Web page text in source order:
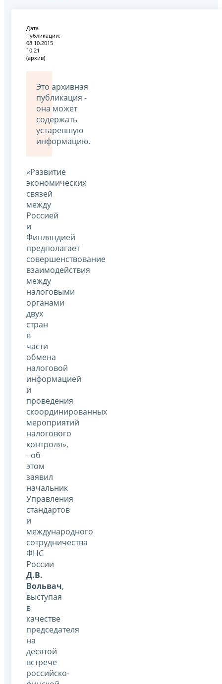
Дата
публикации:
08.10.2015
10:21
(архив)
Это архивная
публикация -
она может
содержать
устаревшую
информацию.
«Развитие
экономических
связей
между
Россией
и
Финляндией
предполагает
совершенствование
взаимодействия
между
налоговыми
органами
двух
стран
в
части
обмена
налоговой
информацией
и
проведения
скоординированных
мероприятий
налогового
контроля»,
- об
этом
заявил
начальник
Управления
стандартов
и
международного
сотрудничества
ФНС
России
Д.В.
Вольвач,
выступая
в
качестве
председателя
на
десятой
встрече
российско-